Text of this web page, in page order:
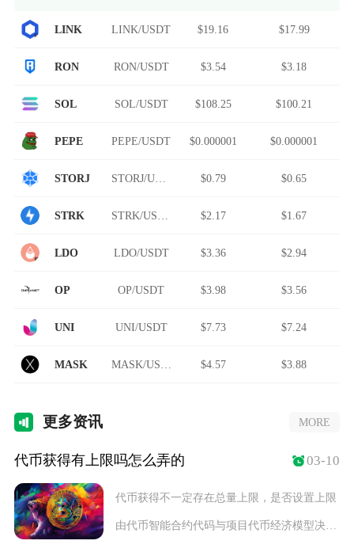
LINK LINK/USDT $19.16 $17.99
RON RON/USDT $3.54 $3.18
SOL SOL/USDT $108.25 $100.21
PEPE PEPE/USDT $0.000001 $0.000001
STORJ STORJ/USDT $0.79 $0.65
STRK $2.17 $1.67
LDO LDO/USDT $3.36 $2.94
OP OP/USDT $3.98 $3.56
UNI UNI/USDT $7.73 $7.24
MASK $4.57 $3.88
更多资讯 MORE
代币获得有上限吗怎么弄的 03-10
代币获得不一定存在总量上限，是否设置上限
由代币智能合约代码与项目代币经济模型决